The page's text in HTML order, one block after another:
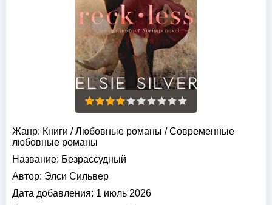
Жанр: Книги /Любовные романы /Современные
любовные романы
Название: Безрассудный
Автор: Элси Сильвер
Дата добавления: 1 июль 2026